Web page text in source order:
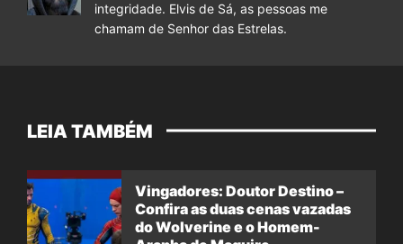
integridade. Elvis de Sá, as pessoas me
chamam de Senhor das Estrelas.
LEIA TAMBÉM
Vingadores: Doutor Destino –
Confira as duas cenas vazadas
do Wolverine e o Homem-